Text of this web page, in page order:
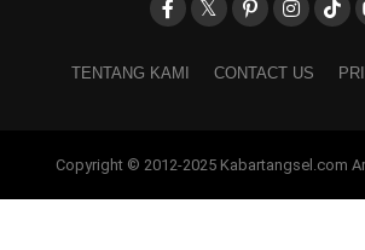
TENTANG KAMI CONTACT US
Copyright © 2012-2025 Kabartangsel.com